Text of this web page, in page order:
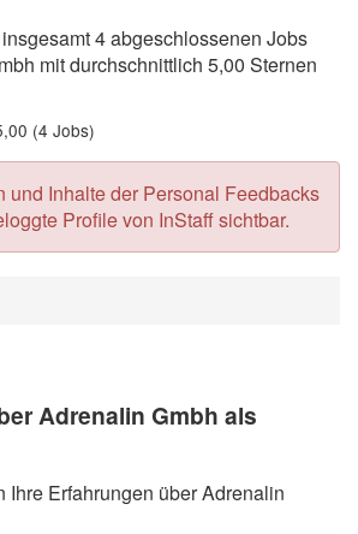
4 abgeschlossenen Jobs
mit durchschnittlich 5,00 Sternen
(4 Jobs)
und Inhalte der Personal Feedbacks
Profile von InStaff sichtbar.
Adrenalin Gmbh als
Ihre Erfahrungen über Adrenalin